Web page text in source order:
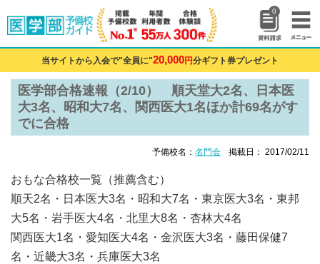
0
当サイトから入会で"全員に"20,000円分ギフト券プレゼント
医学部合格速報（2/10） 順天堂大2名、日本医
大3名、昭和大7名、関西医大1名ほか計69名がす
でに合格
予備校名： 名門会 掲載日： 2017/02/11
おもな合格校一覧（推薦含む）
順天2名・日本医大3名・昭和大7名・東京医大3名・東邦
大5名・岩手医大4名・北里大8名・杏林大4名
関西医大1名・愛知医大4名・金沢医大3名・藤田保健7
名・近畿大3名・兵庫医大3名